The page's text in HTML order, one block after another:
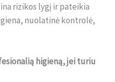
rizikos lygį ir pateikia
nuolatinė kontrolė,
higieną, jei turiu